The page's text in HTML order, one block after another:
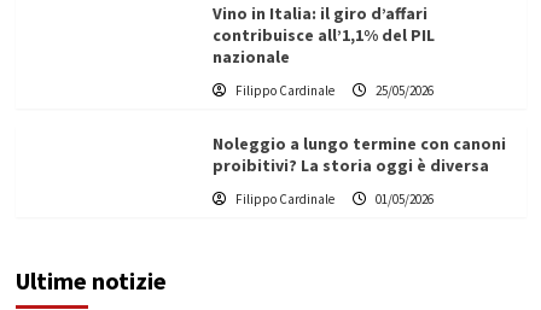
Vino in Italia: il giro d’affari
contribuisce all’1,1% del PIL
nazionale
Filippo Cardinale 25/05/2026
Noleggio a lungo termine con canoni
proibitivi? La storia oggi è diversa
Filippo Cardinale 01/05/2026
Ultime notizie